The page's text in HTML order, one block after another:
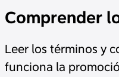
Comprender
Leer los términos y
funciona la